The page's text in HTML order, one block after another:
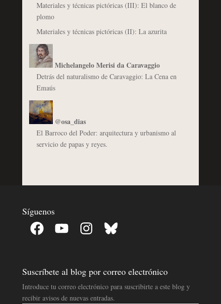
Materiales y técnicas pictóricas (III): El blanco de
plomo
Materiales y técnicas pictóricas (II): La azurita
Michelangelo Merisi da Caravaggio
Detrás del naturalismo de Caravaggio: La Cena en
Emaús
@osa_dias
El Barroco del Poder: arquitectura y urbanismo al
servicio de papas y reyes.
Síguenos
Facebook YouTube InstagramBluesky
Suscríbete al blog por correo electrónico
Introduce tu correo electrónico para suscribirte a este blog y
recibir avisos de nuevas entradas.